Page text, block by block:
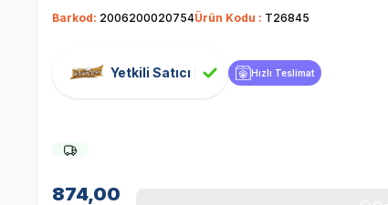
Barkod: 2006200020754Ürün Kodu : T26845
Yetkili Satıcı Hızlı Teslimat
874,00